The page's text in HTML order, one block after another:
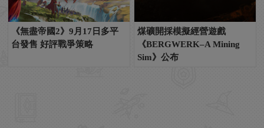
《無盡帝國2》9月17日多平
台發售 好評戰爭策略
煤礦開採模擬經營遊戲
《BERGWERK–A Mining
Sim》公布